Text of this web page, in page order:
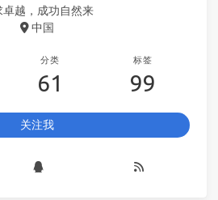
卓越，成功自然来
中国
分类
61
标签
99
关注我